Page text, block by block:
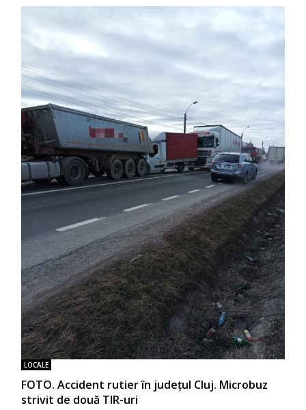
LOCALE
FOTO. Accident rutier în județul Cluj. Microbuz
strivit de două TIR-uri